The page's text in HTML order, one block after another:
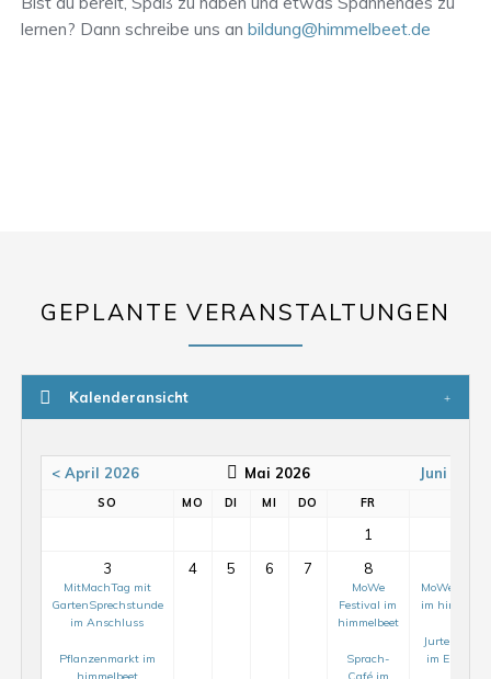
lernen? Dann schreibe uns an bildung@himmelbeet.de
GEPLANTE VERANSTALTUNGEN
Kalenderansicht
< April 2026 Mai 2026 Juni 2026
SO MO DI MI DO FR
1
3
MitMachTag mit
GartenSprechstunde
im Anschluss
Pflanzenmarkt im
himmelbeet
4 5 6 7 8
MoWe
Festival im
himmelbeet
Sprach-
Café im
MoWe
im
im